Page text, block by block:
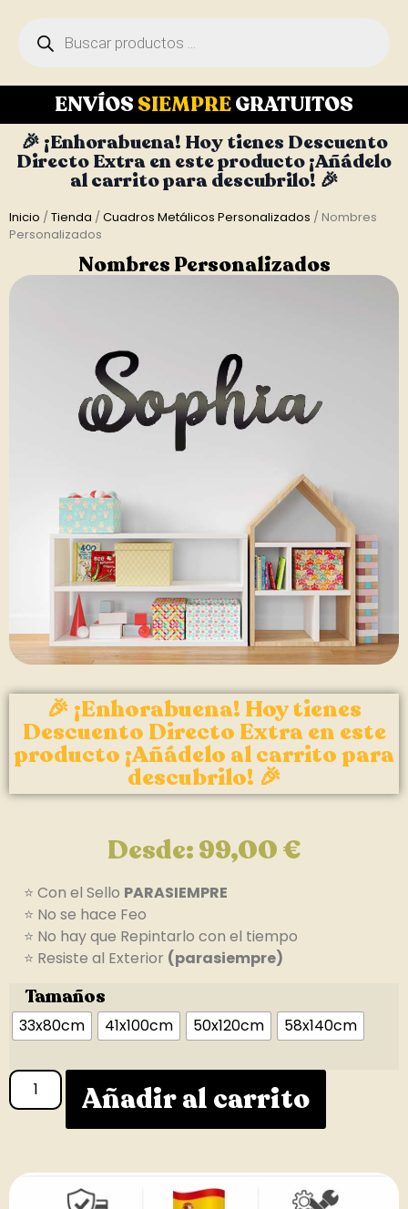
ENVÍOS SIEMPREGRATUITOS
🎉 ¡Enhorabuena! Hoy tienes Descuento
Directo Extra en este producto ¡Añádelo
al carrito para descubrilo! 🎉
Inicio /Tienda /Cuadros Metálicos Personalizados / Nombres
Personalizados
Nombres Personalizados
🎉 ¡Enhorabuena! Hoy tienes
Descuento Directo Extra en este
producto ¡Añádelo al carrito para
descubrilo! 🎉
Desde:99,00€
⭐ Con el Sello PARASIEMPRE
⭐ No se hace Feo
⭐ No hay que Repintarlo con el tiempo
⭐ Resiste al Exterior (parasiempre)
Tamaños
33x80cm 41x100cm 50x120cm 58x140cm
Añadir al carrito